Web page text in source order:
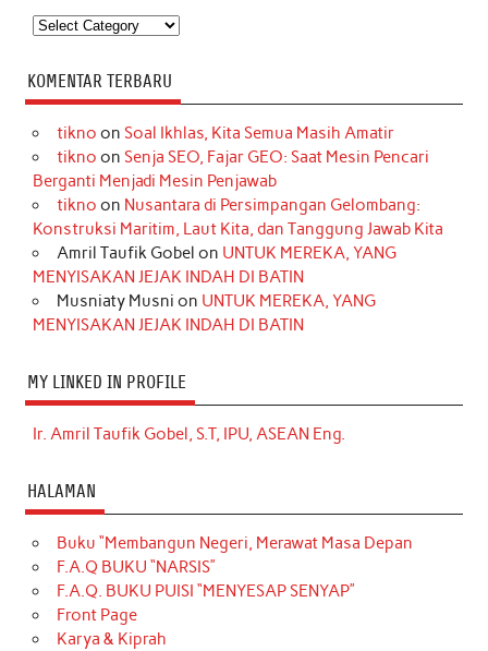
Kategori
KOMENTAR TERBARU
tikno on Soal Ikhlas, Kita Semua Masih Amatir
tikno on Senja SEO, Fajar GEO: Saat Mesin Pencari
Berganti Menjadi Mesin Penjawab
tikno on Nusantara di Persimpangan Gelombang:
Konstruksi Maritim, Laut Kita, dan Tanggung Jawab Kita
Amril Taufik Gobel on UNTUK MEREKA, YANG
MENYISAKAN JEJAK INDAH DI BATIN
Musniaty Musni on UNTUK MEREKA, YANG
MENYISAKAN JEJAK INDAH DI BATIN
MY LINKED IN PROFILE
Ir. Amril Taufik Gobel, S.T, IPU, ASEAN Eng.
HALAMAN
Buku “Membangun Negeri, Merawat Masa Depan
F.A.Q BUKU “NARSIS”
F.A.Q. BUKU PUISI “MENYESAP SENYAP”
Front Page
Karya & Kiprah